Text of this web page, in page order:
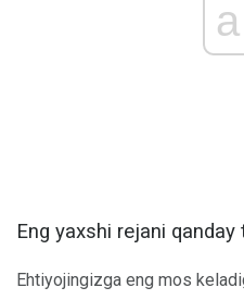
Eng yaxshi rejani
Ehtiyojingizga eng mos